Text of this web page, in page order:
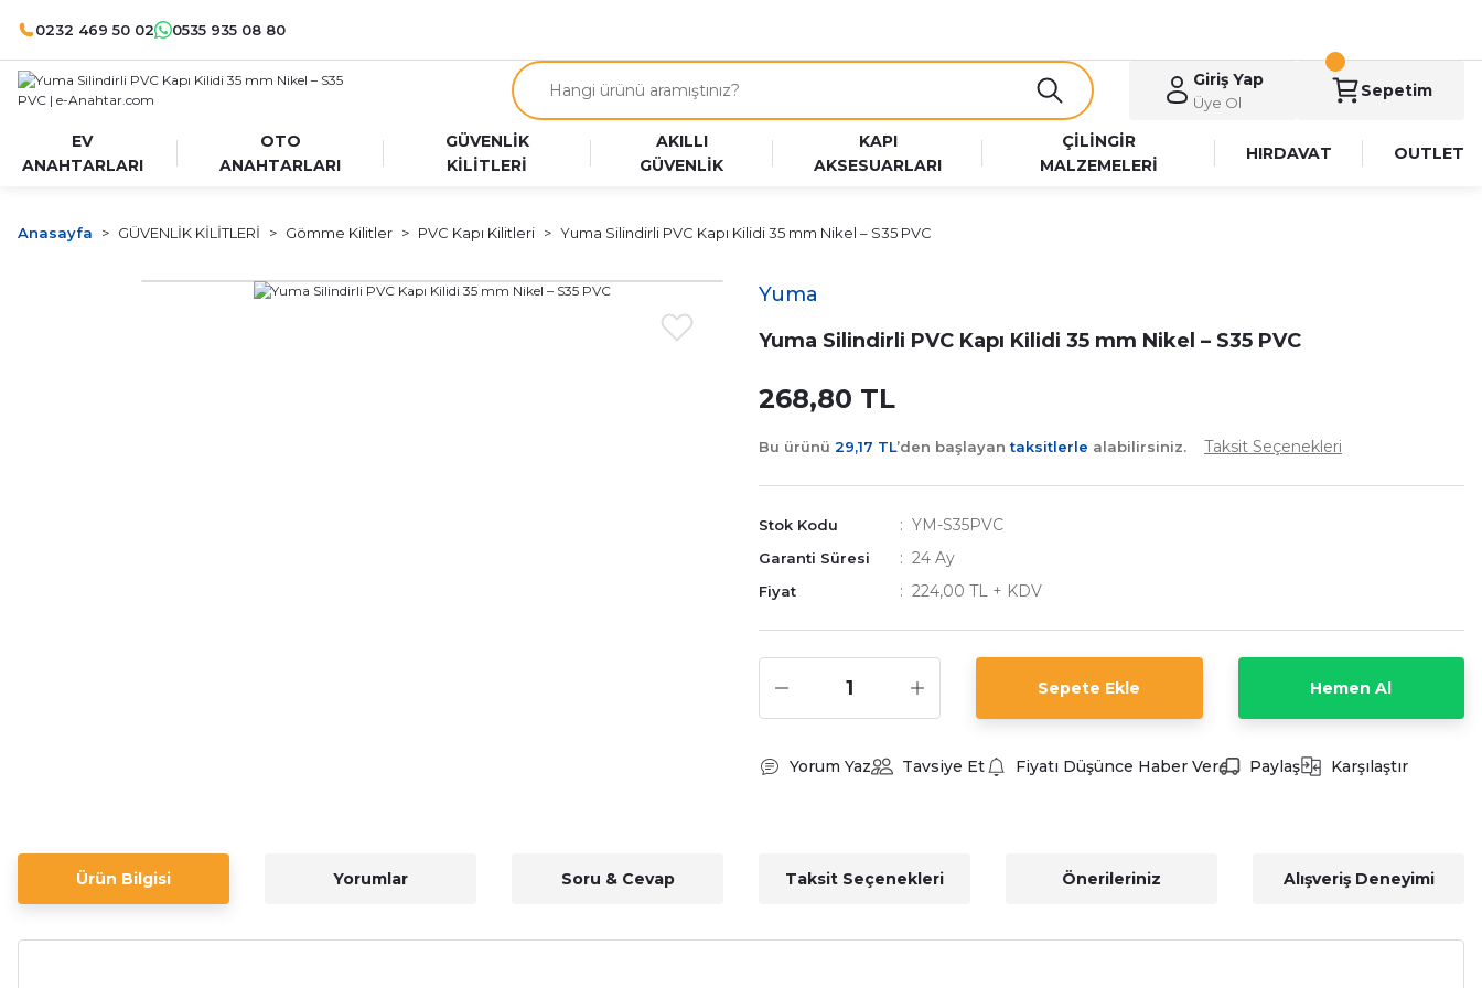
0232 469 50 02 0535 935 08 80
Giriş Yap
Üye Ol
Sepetim
EV
ANAHTARLARI
OTO
ANAHTARLARI
GÜVENLİK
KİLİTLERİ
AKILLI
GÜVENLİK
KAPI
AKSESUARLARI
ÇİLİNGİR
MALZEMELERİ
HIRDAVAT OUTLET
Anasayfa GÜVENLİK KİLİTLERİ Gömme Kilitler PVC Kapı Kilitleri Yuma Silindirli PVC Kapı Kilidi 35 mm Nikel – S35 PVC
Yuma
Yuma Silindirli PVC Kapı Kilidi 35 mm Nikel – S35 PVC
268,80 TL
Bu ürünü 29,17 TL’den başlayantaksitlerle alabilirsiniz. Taksit Seçenekleri
Stok Kodu YM-S35PVC
Garanti Süresi 24 Ay
Fiyat 224,00 TL + KDV
Sepete Ekle Hemen Al
Yorum Yaz Tavsiye Et Fiyatı Düşünce Haber Ver Paylaş Karşılaştır
Ürün Bilgisi Yorumlar Soru & Cevap Taksit Seçenekleri Önerileriniz Alışveriş Deneyimi